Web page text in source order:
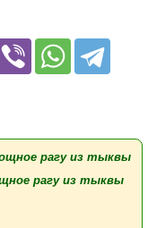
рагу из тыквы